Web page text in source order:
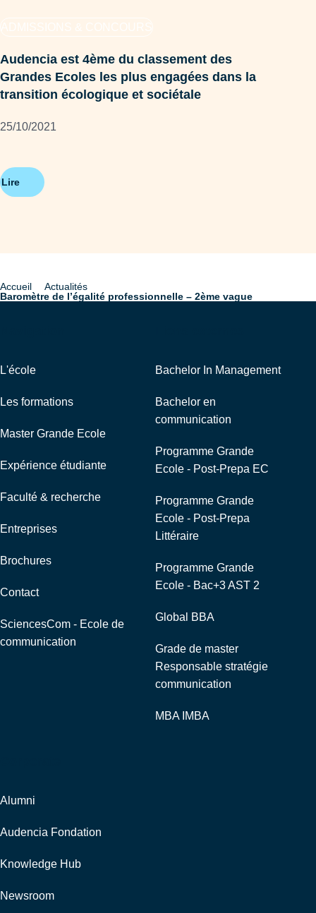
Audencia est 4ème du classement des
Grandes Ecoles les plus engagées dans la
transition écologique et sociétale
25/10/2021
Lire
Fil
Accueil
Actualités
Baromètre de l’égalité professionnelle – 2ème vague
L'école
Les formations
Master Grande Ecole
Expérience étudiante
Faculté & recherche
Entreprises
Brochures
Contact
SciencesCom - Ecole de
communication
Bachelor In Management
Bachelor en
communication
Programme Grande
Ecole - Post-Prepa EC
Programme Grande
Ecole - Post-Prepa
Littéraire
Programme Grande
Ecole - Bac+3 AST 2
Global BBA
Grade de master
Responsable stratégie
communication
MBA IMBA
Alumni
Audencia Fondation
Knowledge Hub
Newsroom